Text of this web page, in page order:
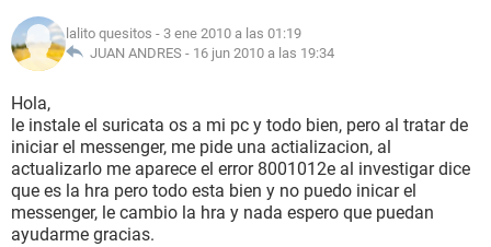
lalito quesitos - 3 ene 2010 a las 01:19
JUAN ANDRES - 16 jun 2010 a las 19:34
Hola,
le instale el suricata os a mi pc y todo bien, pero al tratar de
iniciar el messenger, me pide una actializacion, al
actualizarlo me aparece el error 8001012e al investigar dice
que es la hra pero todo esta bien y no puedo inicar el
messenger, le cambio la hra y nada espero que puedan
ayudarme gracias.